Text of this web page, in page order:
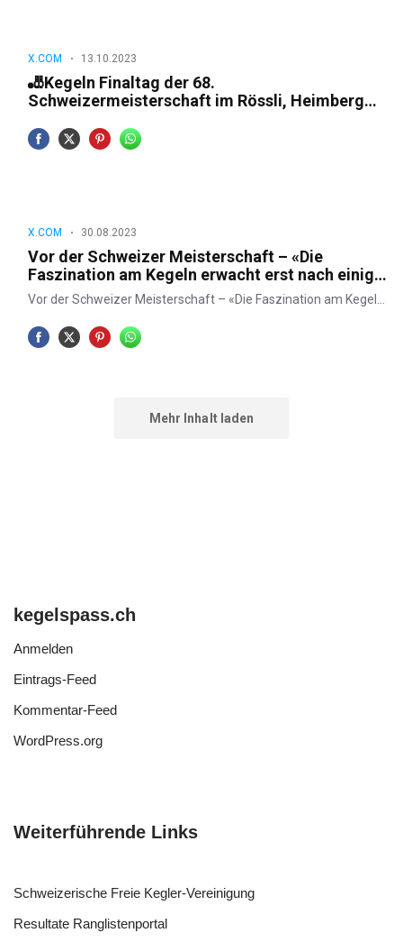
kegelspass.ch
Anmelden
Eintrags-Feed
Kommentar-Feed
WordPress.org
Weiterführende Links
Schweizerische Freie Kegler-Vereinigung
Resultate Ranglistenportal